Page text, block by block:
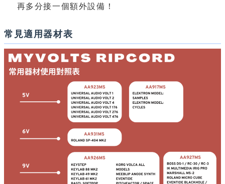
再多分接一個額外設備！
常見適用器材表